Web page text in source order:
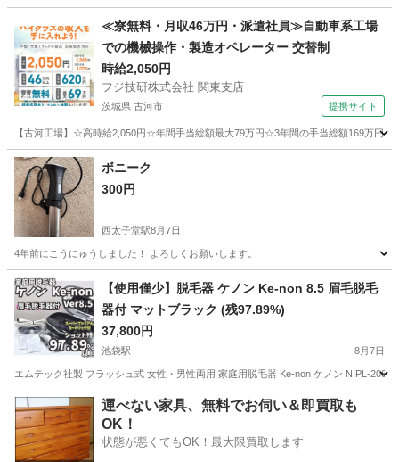
椎名町駅 生活家電
≪寮無料・月収46万円・派遣社員≫自動車系工場
での機械操作・製造オペレーター 交替制
時給2,050円
フジ技研株式会社 関東支店
茨城県 古河市 提携サイト
【古河工場】☆高時給2,050円☆年間手当総額最大79万円☆3年間の手当総額169万円
茨城 古河市 その他
ボニーク
300円
西太子堂駅8月7日
4年前にこうにゅうしました！ よろしくお願いします。
東京 世田谷区 西太子堂駅 キッチン家電
【使用僅少】脱毛器 ケノン Ke-non 8.5 眉毛脱毛
器付 マットブラック (残97.89%)
37,800円
池袋駅 8月7日
エムテック社製 フラッシュ式 女性・男性両用 家庭用脱毛器 Ke-non ケノン NIPL-
東京 豊島区 池袋駅 美容家電
運べない家具、無料でお伺い＆即買取も
OK！
状態が悪くてもOK！最大限買取します